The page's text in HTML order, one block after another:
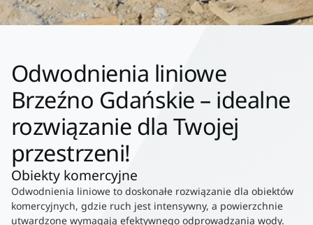
Odwodnienia liniowe
Brzeźno Gdańskie – idealne
rozwiązanie dla Twojej
przestrzeni!
Obiekty komercyjne
Odwodnienia liniowe to doskonałe rozwiązanie dla obiektów
komercyjnych, gdzie ruch jest intensywny, a powierzchnie
utwardzone wymagają efektywnego odprowadzania wody.